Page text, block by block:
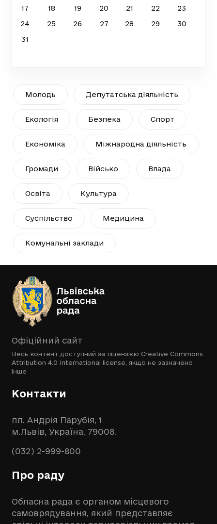
17
18 19 20 21 22
23
24
25 26 27 28 29
30
31
Молодь Депутатська діяльність
Екологія Безпека Спорт
Економіка Міжнародна діяльність
Громади Військо Влада
Освіта Культура
Суспільство Медицина
Комунальні заклади
Офіційний сайт
Весь контент доступний за ліцензією Creative Commons
Attribution 4.0 International license , якщо не зазначено
інше
Контакти
пл. Андрія Парубія, 1
м.Львів, Україна, 79008.
(032) 2-999-800
Про раду
Обласна рада є органом місцевого
самоврядування, який представляє